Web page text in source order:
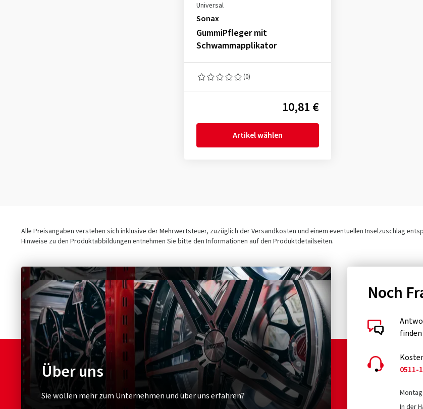
Universal
Sonax
GummiPfleger mit
Schwammapplikator
(0)
10,81 €
Artikel wählen
Alle Preisangaben verstehen sich inklusive der Mehrwertsteuer, zuzüglich der Versandkosten und einem eventuellen Inselzuschlag
Hinweise zu den Produktabbildungen entnehmen Sie bitte den Informationen auf den Produktdetailseiten.
Über uns
Sie wollen mehr zum Unternehmen und über uns erfahren?
Noch
finden
0511-
In der